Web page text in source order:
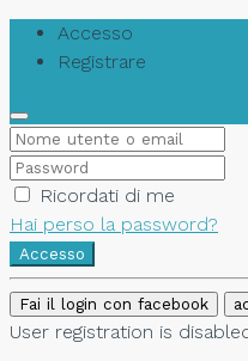
Accesso
Registrare
Ricordati di me
Hai perso la password?
Accesso
Fai il login con facebook
User registration is